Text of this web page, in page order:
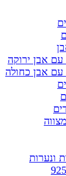
עם אבן ירוקה
עם אבן כחולה
ונערות